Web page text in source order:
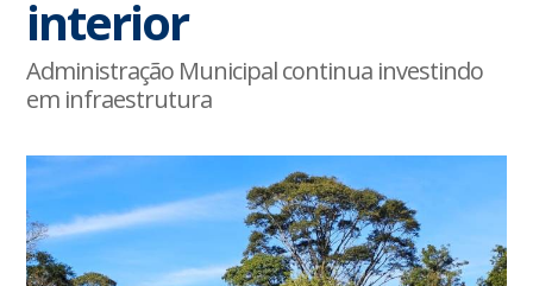
interior
Administração Municipal continua investindo
em infraestrutura